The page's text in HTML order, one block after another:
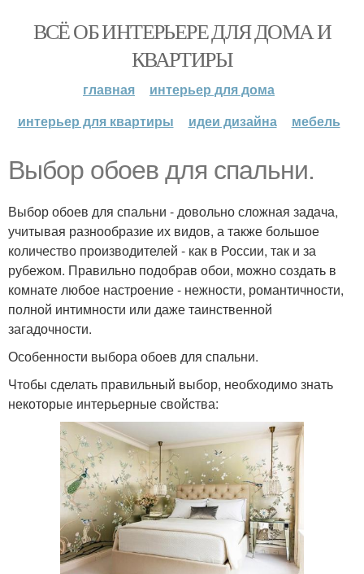
ВСЁ ОБ ИНТЕРЬЕРЕ ДЛЯ ДОМА И
КВАРТИРЫ
главная
интерьер для дома
интерьер для квартиры
идеи дизайна мебель
Выбор обоев для спальни.
Выбор обоев для спальни - довольно сложная задача,
учитывая разнообразие их видов, а также большое
количество производителей - как в России, так и за
рубежом. Правильно подобрав обои, можно создать в
комнате любое настроение - нежности, романтичности,
полной интимности или даже таинственной
загадочности.
Особенности выбора обоев для спальни.
Чтобы сделать правильный выбор, необходимо знать
некоторые интерьерные свойства: